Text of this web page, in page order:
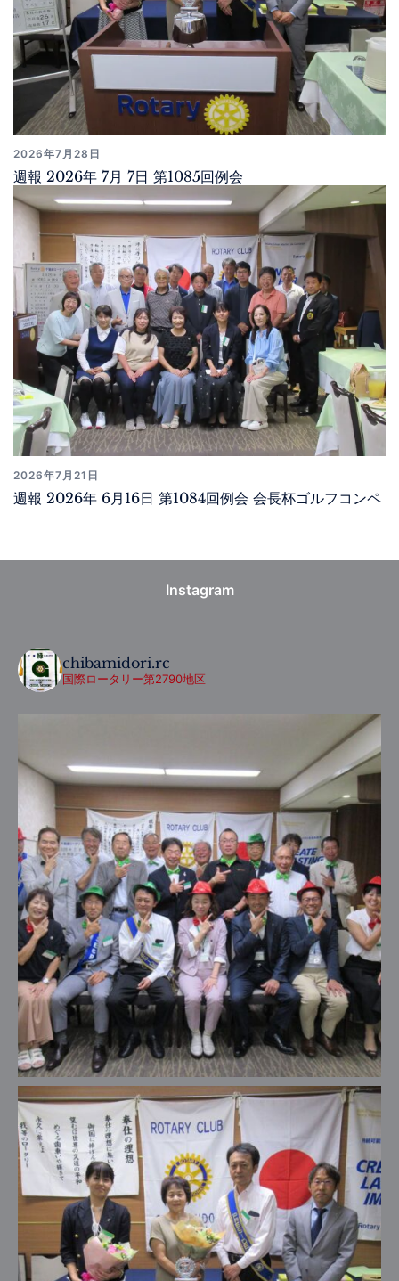
2026年7月28日
週報 2026年 7月 7日 第1085回例会
2026年7月21日
週報 2026年 6月16日 第1084回例会 会長杯ゴルフコンペ
Instagram
chibamidori.rc
国際ロータリー第2790地区